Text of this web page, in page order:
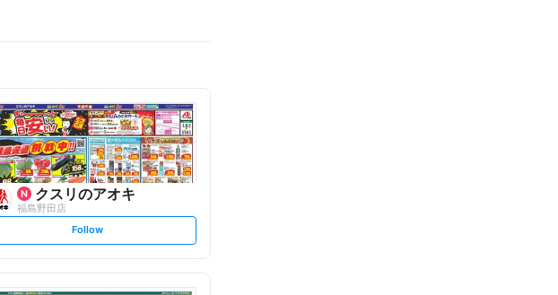
クスリのアオキ
福島野田店
s
t
Follow